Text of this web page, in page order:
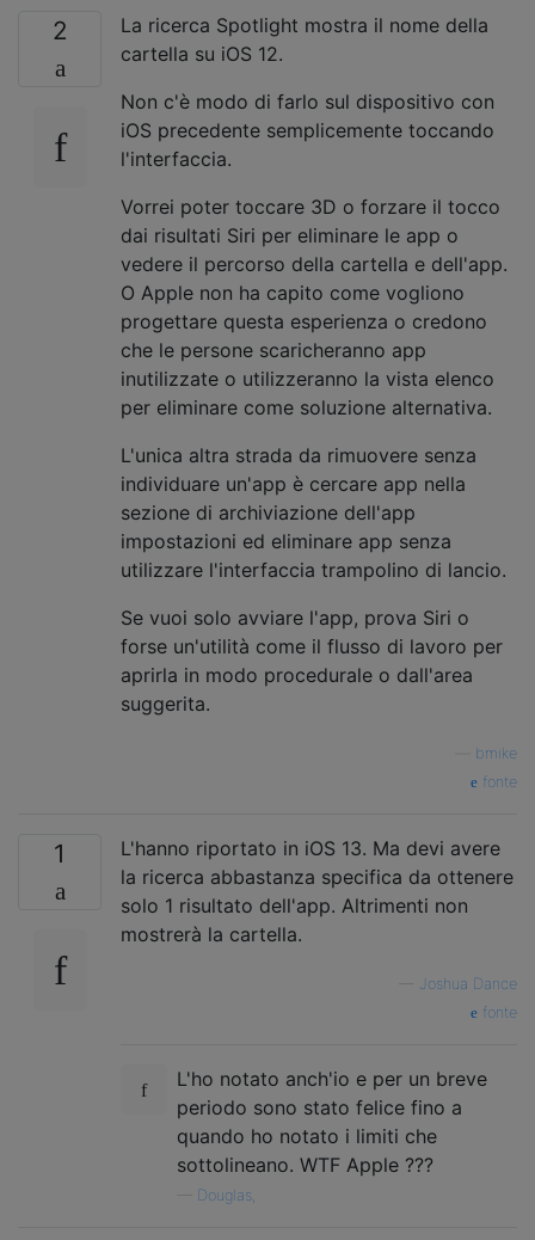
2
La ricerca Spotlight mostra il nome della
cartella su iOS 12.
Non c'è modo di farlo sul dispositivo con
iOS precedente semplicemente toccando
l'interfaccia.
Vorrei poter toccare 3D o forzare il tocco
dai risultati Siri per eliminare le app o
vedere il percorso della cartella e dell'app.
O Apple non ha capito come vogliono
progettare questa esperienza o credono
che le persone scaricheranno app
inutilizzate o utilizzeranno la vista elenco
per eliminare come soluzione alternativa.
L'unica altra strada da rimuovere senza
individuare un'app è cercare app nella
sezione di archiviazione dell'app
impostazioni ed eliminare app senza
utilizzare l'interfaccia trampolino di lancio.
Se vuoi solo avviare l'app, prova Siri o
forse un'utilità come il flusso di lavoro per
aprirla in modo procedurale o dall'area
suggerita.
bmike
fonte
1
L'hanno riportato in iOS 13. Ma devi avere
la ricerca abbastanza specifica da ottenere
solo 1 risultato dell'app. Altrimenti non
mostrerà la cartella.
Joshua Dance
fonte
L'ho notato anch'io e per un breve
periodo sono stato felice fino a
quando ho notato i limiti che
sottolineano. WTF Apple ???
Douglas,